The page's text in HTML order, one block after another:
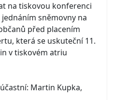
na tiskovou konferenci
sněmovny na
před placením
která se uskuteční 11.
v tiskovém atriu
Martin Kupka,